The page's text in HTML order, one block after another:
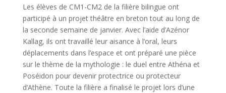
Les élèves de CM1-CM2 de la filière bilingue ont
participé à un projet théâtre en breton tout au long de
la seconde semaine de janvier. Avec l’aide d’Azénor
Kallag, ils ont travaillé leur aisance à l’oral, leurs
déplacements dans l’espace et ont préparé une pièce
sur le thème de la mythologie : le duel entre Athéna et
Poséidon pour devenir protectrice ou protecteur
d’Athène. Toute la filière a finalisé le projet lors d’une